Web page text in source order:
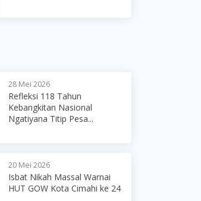
28 Mei 2026
Refleksi 118 Tahun
Kebangkitan Nasional
Ngatiyana Titip Pesa...
20 Mei 2026
Isbat Nikah Massal Warnai
HUT GOW Kota Cimahi ke 24